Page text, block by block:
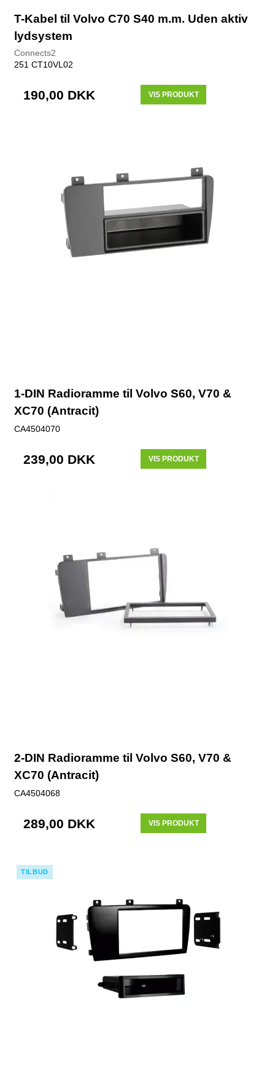
T-Kabel til Volvo C70 S40 m.m. Uden aktiv
lydsystem
Connects2
251 CT10VL02
190,00 DKK VIS PRODUKT
1-DIN Radioramme til Volvo S60, V70 &
XC70 (Antracit)
CA4504070
239,00 DKK VIS PRODUKT
2-DIN Radioramme til Volvo S60, V70 &
XC70 (Antracit)
CA4504068
289,00 DKK VIS PRODUKT
TILBUD